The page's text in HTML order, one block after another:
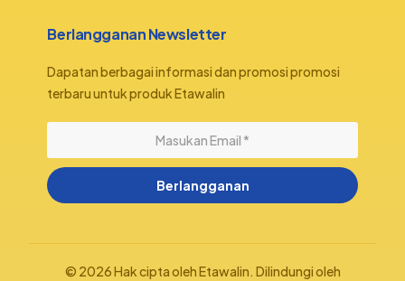
Berlangganan Newsletter
Dapatan berbagai informasi dan promosi promosi
terbaru untuk produk Etawalin
Berlangganan
© 2026 Hak cipta oleh Etawalin. Dilindungi oleh